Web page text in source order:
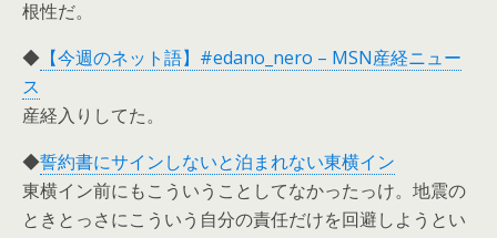
根性だ。
◆ 【今週のネット語】#edano_nero – MSN産経ニュー
ス
産経入りしてた。
◆誓約書にサインしないと泊まれない東横イン
東横イン前にもこういうことしてなかったっけ。地震の
ときとっさにこういう自分の責任だけを回避しようとい